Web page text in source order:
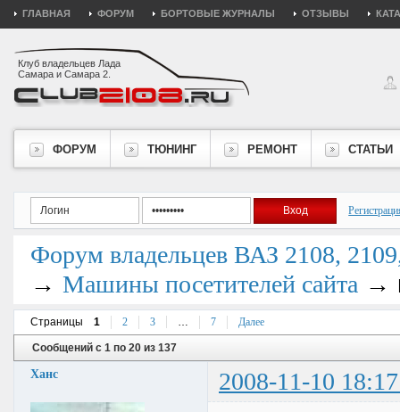
ГЛАВНАЯ ФОРУМ БОРТОВЫЕ ЖУРНАЛЫ ОТЗЫВЫ
Клуб владельцев Лада
Самара и Самара 2.
ФОРУМ ТЮНИНГ РЕМОНТ СТАТЬИ
Форум владельцев ВАЗ 2108,
→ Машины посетителей сайта →
Страницы 1 2 3 … 7 Далее
Сообщений с 1 по 20 из 137
Ханс 2008-11-10